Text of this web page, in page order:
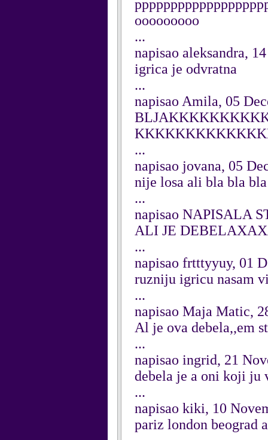
ooooooooo
...
napisao aleksandra,
igrica je odvratna
...
napisao Amila, 05
...
napisao jovana, 05
nije losa ali bla bla bla
...
napisao NAPISALA
ALI JE
...
napisao frtttyyuy, 01
ruzniju igricu nasam
...
napisao Maja Matic,
Al je ova debela,,em
...
napisao ingrid, 21
debela je a oni koji
...
napisao kiki, 10
pariz london beograd